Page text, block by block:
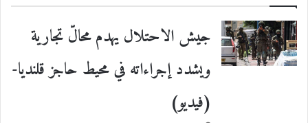
جيش الاحتلال يهدم محالّ تجارية
ويشدد إجراءاته في محيط حاجز قلنديا-
(فيديو)